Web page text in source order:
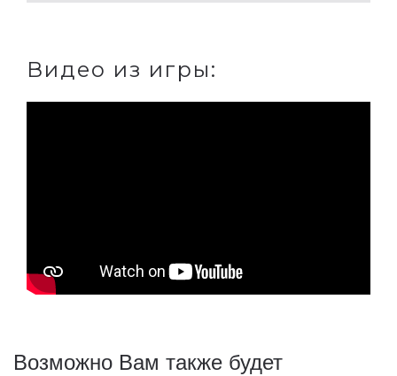
Видео из игры:
Возможно Вам также будет